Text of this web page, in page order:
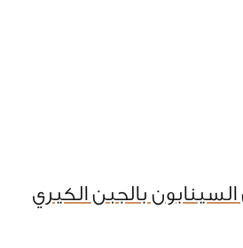
بالجبن الكيري